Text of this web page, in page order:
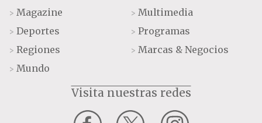
> Magazine
> Deportes
> Regiones
> Mundo
> Multimedia
> Programas
> Marcas & Negocios
Visita nuestras redes